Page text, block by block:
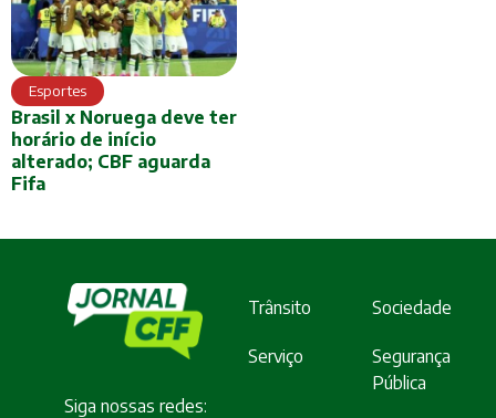
Esportes
Brasil x Noruega deve ter
horário de início
alterado; CBF aguarda
Fifa
Siga nossas redes:
Trânsito Sociedade
Serviço
Segurança
Pública